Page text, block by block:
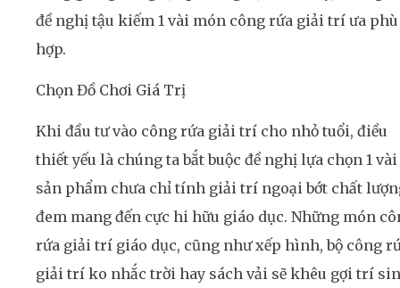
đề nghị tậu kiếm 1 vài món công rứa giải trí ưa phù
hợp.
Chọn Đồ Chơi Giá Trị
Khi đầu tư vào công rứa giải trí cho nhỏ tuổi, điều
thiết yếu là chúng ta bắt buộc đề nghị lựa chọn 1 vài
sản phẩm chưa chỉ tính giải trí ngoại bớt chất
đem mang đến cực hi hữu giáo dục. Những món
rứa giải trí giáo dục, cũng như xếp hình, bộ công
giải trí ko nhắc trời hay sách vải sẽ khêu gợi trí